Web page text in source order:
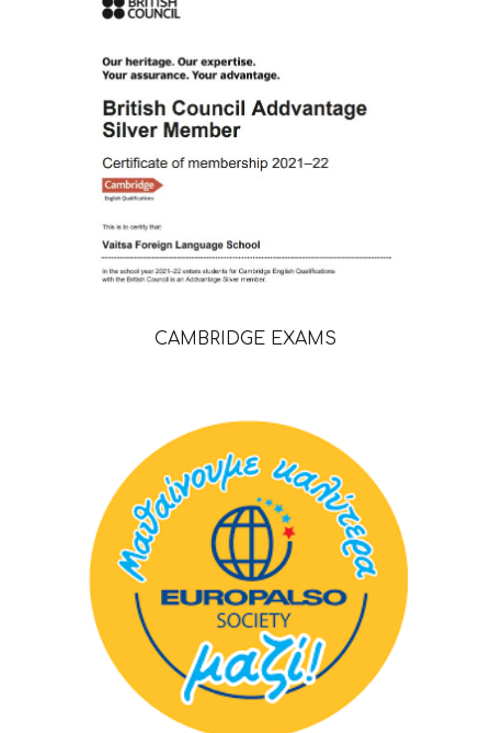
CAMBRIDGE EXAMS